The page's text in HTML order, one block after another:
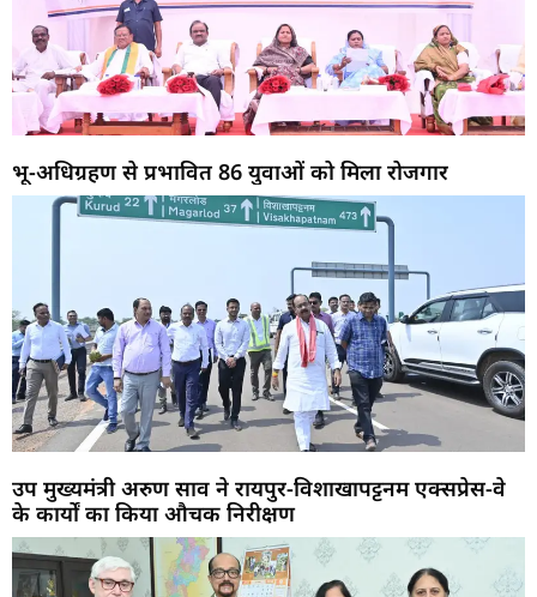
भू-अधिग्रहण से प्रभावित 86 युवाओं को मिला रोजगार
उप मुख्यमंत्री अरुण साव ने रायपुर-विशाखापट्टनम एक्सप्रेस-वे
के कार्यों का किया औचक निरीक्षण